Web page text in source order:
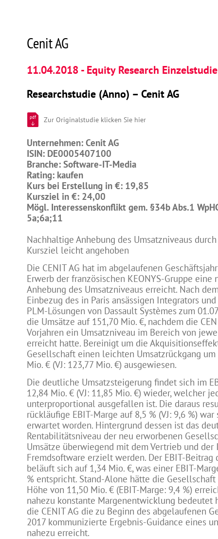
Cenit AG
11.04.2018 - Equity Research
Researchstudie (Anno) – Cenit AG
pdf Zur Originalstudie klicken Sie hier
Unternehmen: Cenit AG
ISIN: DE0005407100
Branche: Software-IT-Media
Rating: kaufen
Kurs bei Erstellung in €: 19,85
Kursziel in €: 24,00
Mögl. Interessenskonflikt gem. §34b Abs.1
5a;6a;11
Nachhaltige Anhebung des Umsatzniveaus durch
Kursziel leicht angehoben
Die CENIT AG hat im abgelaufenen
Erwerb der französischen KEONYS-Gruppe eine
Anhebung des Umsatzniveaus erreicht. Nach
Einbezug des in Paris ansässigen Integrators
PLM-Lösungen von Dassault Systèmes zum
die Umsätze auf 151,70 Mio. €, nachdem die
Vorjahren ein Umsatzniveau im Bereich von
erreicht hatte. Bereinigt um die
Gesellschaft einen leichten Umsatzrückgang um
Mio. € (VJ: 123,77 Mio. €) ausgewiesen.
Die deutliche Umsatzsteigerung findet sich im
12,84 Mio. € (VJ: 11,85 Mio. €) wieder, welcher
unterproportional ausgefallen ist. Die daraus
rückläufige EBIT-Marge auf 8,5 % (VJ: 9,6 %)
erwartet worden. Hintergrund dessen ist das
Rentabilitätsniveau der neu erworbenen
Umsätze überwiegend mit dem Vertrieb und der
Fremdsoftware erzielt werden. Der EBIT-Beitrag
beläuft sich auf 1,34 Mio. €, was einer EBIT-
% entspricht. Stand-Alone hätte die
Höhe von 11,50 Mio. € (EBIT-Marge: 9,4 %)
nahezu konstante Margenentwicklung bedeutet
die CENIT AG die zu Beginn des abgelaufenen
2017 kommunizierte Ergebnis-Guidance eines
nahezu erreicht.